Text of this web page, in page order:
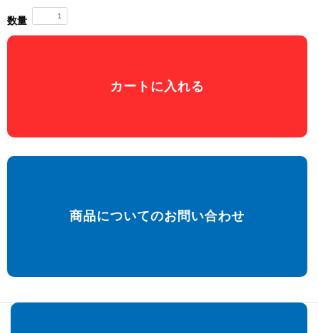
数量
カートに入れる
商品についてのお問い合わせ